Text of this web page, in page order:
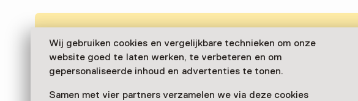
Wij gebruiken cookies en vergelijkbare technieken om onze
website goed te laten werken, te verbeteren en om
gepersonaliseerde inhoud en advertenties te tonen.
Samen met vier partners verzamelen we via deze cookies